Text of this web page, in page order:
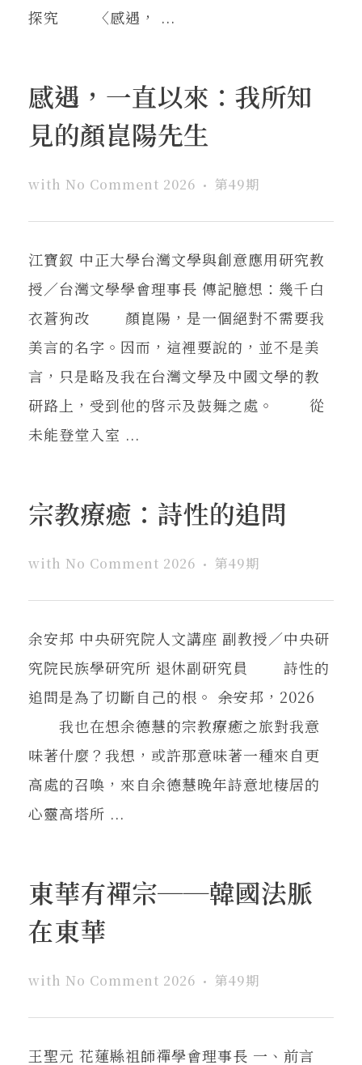
探究 〈感遇， ...
感遇，一直以來：我所知
見的顏崑陽先生
with No Comment 2026 第49期
江寶釵 中正大學台灣文學與創意應用研究教
授／台灣文學學會理事長 傳記臆想：幾千白
衣蒼狗改 顏崑陽，是一個絕對不需要我
美言的名字。因而，這裡要說的，並不是美
言，只是略及我在台灣文學及中國文學的教
研路上，受到他的啓示及鼓舞之處。 從
未能登堂入室 ...
宗教療癒：詩性的追問
with No Comment 2026 第49期
余安邦 中央研究院人文講座 副教授／中央研
究院民族學研究所 退休副研究員 詩性的
追問是為了切斷自己的根。 ――余安邦，2026
我也在想余德慧的宗教療癒之旅對我意
味著什麼？我想，或許那意味著一種來自更
高處的召喚，來自余德慧晚年詩意地棲居的
心靈高塔所 ...
東華有禪宗──韓國法脈
在東華
with No Comment 2026 第49期
王聖元 花蓮縣祖師禪學會理事長 一、前言